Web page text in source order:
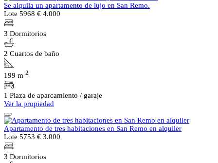
Se alquila un apartamento de lujo en San Remo.
Lote 5968 € 4.000
3 Dormitorios
2 Cuartos de baño
199 m 2
1 Plaza de aparcamiento / garaje
Ver la propiedad
Apartamento de tres habitaciones en San Remo en alquiler
Lote 5753 € 3.000
3 Dormitorios